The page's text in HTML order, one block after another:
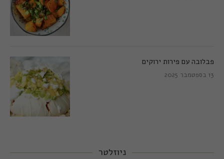
פבלובה עם פירות ירוקים
13 בספטמבר 2025
ניוזלטר